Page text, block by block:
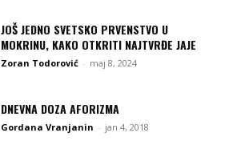
JOŠ JEDNO SVETSKO PRVENSTVO U
MOKRINU, KAKO OTKRITI NAJTVRĐE JAJE
Zoran Todorović - maj 8, 2024
DNEVNA DOZA AFORIZMA
Gordana Vranjanin - jan 4, 2018